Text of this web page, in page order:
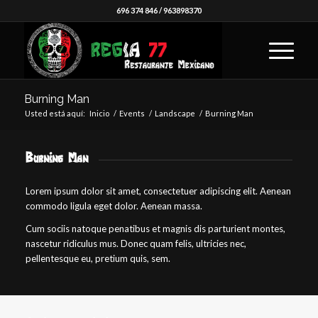
696 374 846/963898370
Burning Man
Usted está aquí: Inicio / Events / Landscape / Burning Man
Burning Man
Lorem ipsum dolor sit amet, consectetuer adipiscing elit. Aenean
commodo ligula eget dolor. Aenean massa.
Cum sociis natoque penatibus et magnis dis parturient montes,
nascetur ridiculus mus. Donec quam felis, ultricies nec,
pellentesque eu, pretium quis, sem.